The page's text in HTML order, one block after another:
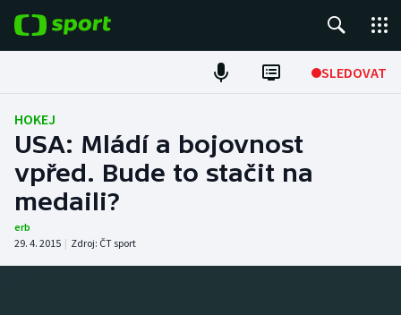
SLEDOVAT
Fotbal
Hokej
Tenis
Atletika
HOKEJ
USA: Mládí a bojovnost
vpřed. Bude to stačit na
medaili?
erb
29. 4. 2015 | Zdroj: ČT sport